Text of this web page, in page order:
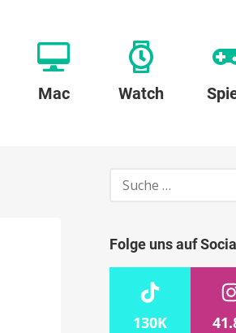
Mac Watch
Suche
Folge uns auf
130K